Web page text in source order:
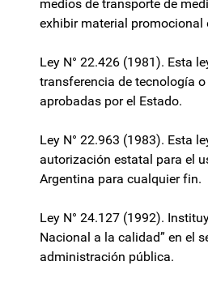
medios de transporte de
exhibir material promocional
Ley N° 22.426 (1981). Esta
transferencia de tecnología
aprobadas por el Estado.
Ley N° 22.963 (1983). Esta
autorización estatal para el
Argentina para cualquier fin.
Ley N° 24.127 (1992).
Nacional a la calidad” en el
administración pública.